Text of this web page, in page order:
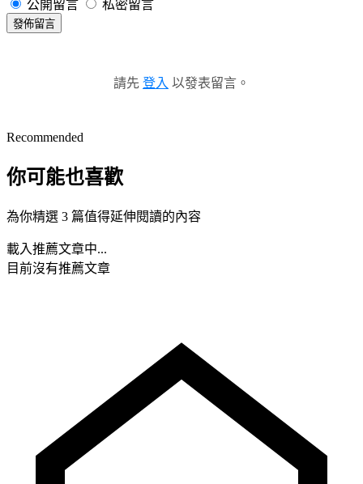
公開留言 私密留言
發佈留言
請先 登入 以發表留言。
Recommended
你可能也喜歡
為你精選 3 篇值得延伸閱讀的內容
載入推薦文章中...
目前沒有推薦文章